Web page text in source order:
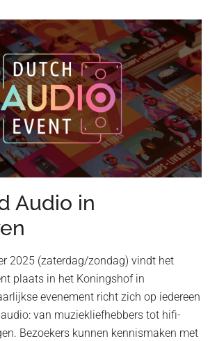
Audio in
2025 (zaterdag/zondag) vindt het
plaats in het Koningshof in
evenement richt zich op iedereen
van muziekliefhebbers tot hifi-
Bezoekers kunnen kennismaken met